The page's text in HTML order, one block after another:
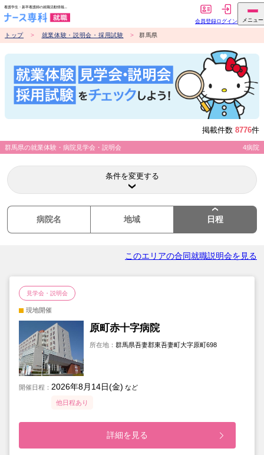
トップ 就業体験・説明会・採用試験 群馬県
掲載件数 8776件
群馬県の就業体験・病院見学会・説明会 4病院
条件を変更する
病院名 地域 日程
このエリアの合同就職説明会を見る
見学会・説明会
現地開催
原町赤十字病院
所在地： 群馬県吾妻郡東吾妻町大字原町698
開催日程： 2026年8月14日(金) など
他日程あり
詳細を見る